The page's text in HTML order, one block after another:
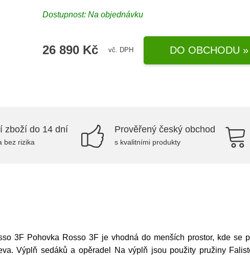
Dostupnost: Na objednávku
26 890 Kč vč. DPH DO OBCHODU »
zboží do 14 dní
bez rizika
Prověřený český obchod
s kvalitními produkty
3F Pohovka Rosso 3F je vhodná do menších prostor, kde se
Výplň sedáků a opěradel Na výplň jsou použity pružiny